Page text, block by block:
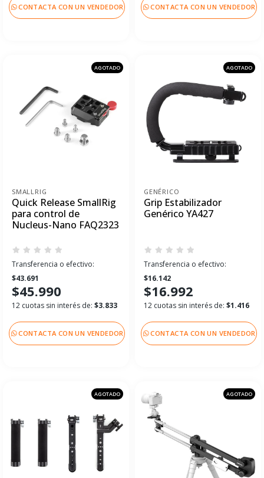
CONTACTA CON UN VENDEDOR CONTACTA CON UN VENDEDOR
AGOTADO
SMALLRIG
Quick Release SmallRig
para control de
Nucleus-Nano FAQ2323
Transferencia o efectivo:
$43.691
$45.990
12 cuotas sin interés de: $3.833
CONTACTA CON UN VENDEDOR
AGOTADO
GENÉRICO
Grip Estabilizador
Genérico YA427
Transferencia o efectivo:
$16.142
$16.992
12 cuotas sin interés de: $1.416
CONTACTA CON UN VENDEDOR
AGOTADO AGOTADO